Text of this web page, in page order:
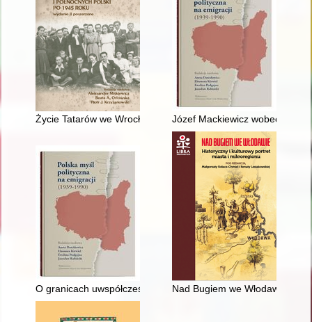
Życie Tatarów we Wrocławiu po II wojnie światowej we
Józef Mackiewicz wobec
O granicach uwspółcześniania historycznego kształtu myśli
Nad Bugiem we Włodawie :